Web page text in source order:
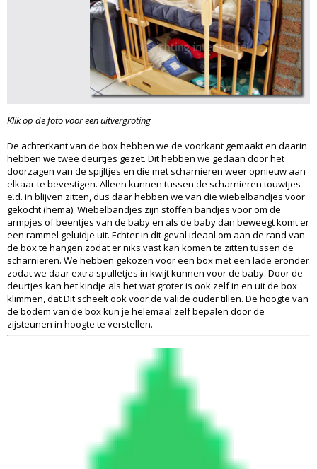
Klik op de foto voor een uitvergroting
De achterkant van de box hebben we de voorkant gemaakt en daarin
hebben we twee deurtjes gezet. Dit hebben we gedaan door het
doorzagen van de spijltjes en die met scharnieren weer opnieuw aan
elkaar te bevestigen. Alleen kunnen tussen de scharnieren touwtjes
e.d. in blijven zitten, dus daar hebben we van die wiebelbandjes voor
gekocht (hema). Wiebelbandjes zijn stoffen bandjes voor om de
armpjes of beentjes van de baby en als de baby dan beweegt komt er
een rammel geluidje uit. Echter in dit geval ideaal om aan de rand van
de box te hangen zodat er niks vast kan komen te zitten tussen de
scharnieren. We hebben gekozen voor een box met een lade eronder
zodat we daar extra spulletjes in kwijt kunnen voor de baby. Door de
deurtjes kan het kindje als het wat groter is ook zelf in en uit de box
klimmen, dat Dit scheelt ook voor de valide ouder tillen. De hoogte van
de bodem van de box kun je helemaal zelf bepalen door de
zijsteunen in hoogte te verstellen.